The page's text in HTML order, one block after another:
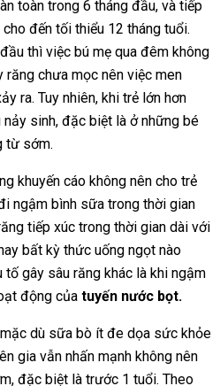
toàn trong 6 tháng đầu, và tiếp
đến tối thiểu 12 tháng tuổi.
thì việc bú mẹ qua đêm không
chưa mọc nên việc men
ra. Tuy nhiên, khi trẻ lớn hơn
sinh, đặc biệt là ở những bé
từ sớm.
khuyến cáo không nên cho trẻ
ngậm bình sữa trong thời gian
tiếp xúc trong thời gian dài với
bất kỳ thức uống ngọt nào
tố gây sâu răng khác là khi ngậm
động của tuyến nước bọt.
dù sữa bò ít đe dọa sức khỏe
gia vẫn nhấn mạnh không nên
đặc biệt là trước 1 tuổi. Theo